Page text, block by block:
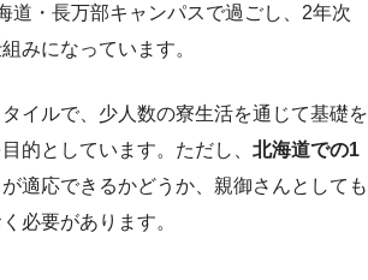
道・長万部キャンパスで過ごし、2年次
みになっています。
イルで、少人数の寮生活を通じて基礎を
的としています。ただし、 北海道での1
適応できるかどうか、親御さんとしても
必要があります。